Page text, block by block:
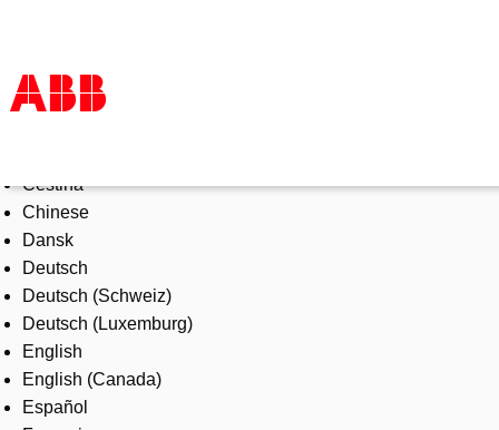
Products & Solutions
Industries
Services
About us
Where to buy
Contact us
Careers
Čeština
Chinese
Dansk
Deutsch
Deutsch (Schweiz)
Deutsch (Luxemburg)
English
English (Canada)
Español